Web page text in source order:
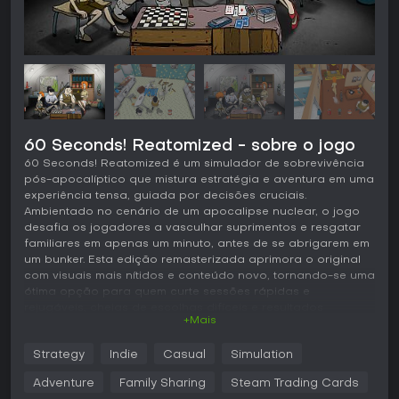
60 Seconds! Reatomized - sobre o jogo
60 Seconds! Reatomized é um simulador de sobrevivência
pós-apocalíptico que mistura estratégia e aventura em uma
experiência tensa, guiada por decisões cruciais.
Ambientado no cenário de um apocalipse nuclear, o jogo
desafia os jogadores a vasculhar suprimentos e resgatar
familiares em apenas um minuto, antes de se abrigarem em
um bunker. Esta edição remasterizada aprimora o original
com visuais mais nítidos e conteúdo novo, tornando-se uma
ótima opção para quem curte sessões rápidas e
Jogabilidade
O ciclo principal gira em torno de uma correria frenética de
+Mais
Strategy Indie Casual Simulation
Adventure Family Sharing Steam Trading Cards